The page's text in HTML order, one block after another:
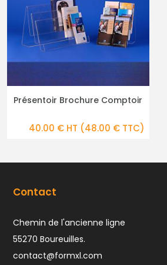
PLUS DE DÉTAILS
Comptoir Présentoir
32.40 € HT(38.88 € TTC)
Contact
Chemin de l'ancienne ligne
55270 Boureuilles.
contact@formxl.com